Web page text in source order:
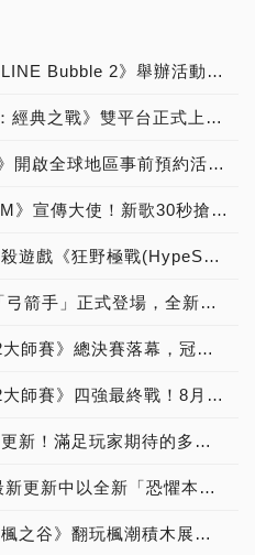
「小熊維尼」角色們現身《LINE Bubble 2》舉辦活動囉，「維尼」、「小豬」、「跳跳虎」、「屹耳」、「瑞比」和「小荳」等知名角色們都將在遊戲中登場！
重返奇蹟青春！《奇蹟MU：經典之戰》雙平台正式上市！
18+的萬惡都市《無期迷途》開啟全球地區事前預約活動，同步釋出首支概念PV
頑童Kenzy小春擔任《天堂M》宣傳大使！新歌30秒搶先聽 自稱當最跩槍手，創作新歌不到24小時 Kenzy小春笑說：男人不要怕快，不被外界看好又怎樣？Kenzy小春新歌另類自白： 別怪我囂張
網石最新第三人稱射擊大逃殺遊戲《狂野極戰(HypeSquad)》今日開啟第2次非公開測試
《劍靈：革命》最新更新 「弓箭手」正式登場，全新職業、遊戲內容與各式活動正等待著玩家！
《跑跑卡丁車RUSH+ 2022大師賽》總決賽落幕，冠軍榮耀由【Ruthless】奪下！贏得20萬元獎金
《跑跑卡丁車RUSH+ 2022大師賽》四強最終戰！8月20日（六）總決賽熱血狂飆
別錯過《劍靈：革命》最新更新！滿足玩家期待的多項嶄新內容即將推出
在《MARVEL未來之戰》最新更新中以全新「恐懼本身」制服與世界頭目證明你是值得的
夏日限定最萌打卡點！《新楓之谷》翻玩楓潮積木展前進高雄SKM Park Outlets 《新楓之谷》楓潮代言人！原子少年「天王星」8/15粉絲見面會 即日起8/5 18:00開放網路報名！